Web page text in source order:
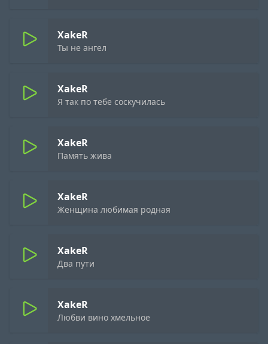
XakeR
Ты не ангел
XakeR
Я так по тебе соскучилась
XakeR
Память жива
XakeR
Женщина любимая родная
XakeR
Два пути
XakeR
Любви вино хмельное